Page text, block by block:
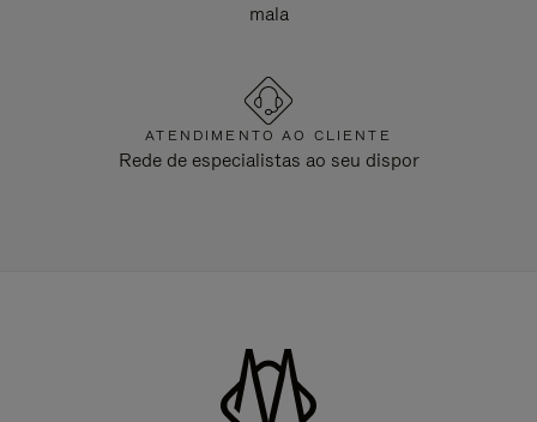
mala
ATENDIMENTO AO CLIENTE
Rede de especialistas ao seu dispor